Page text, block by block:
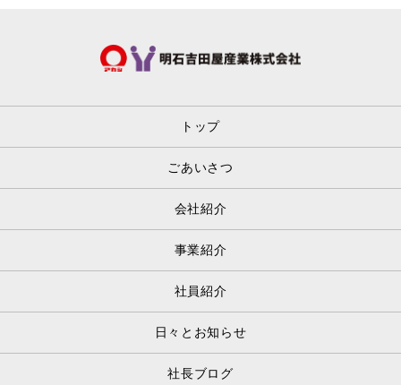
トップ
ごあいさつ
会社紹介
事業紹介
社員紹介
日々とお知らせ
社長ブログ